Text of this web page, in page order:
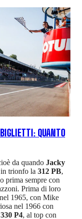
QUANTO
da quando Jacky
trionfo la 312 PB,
prima sempre con
Prima di loro
1965, con Mike
nel 1966 con
330 P4, al top con